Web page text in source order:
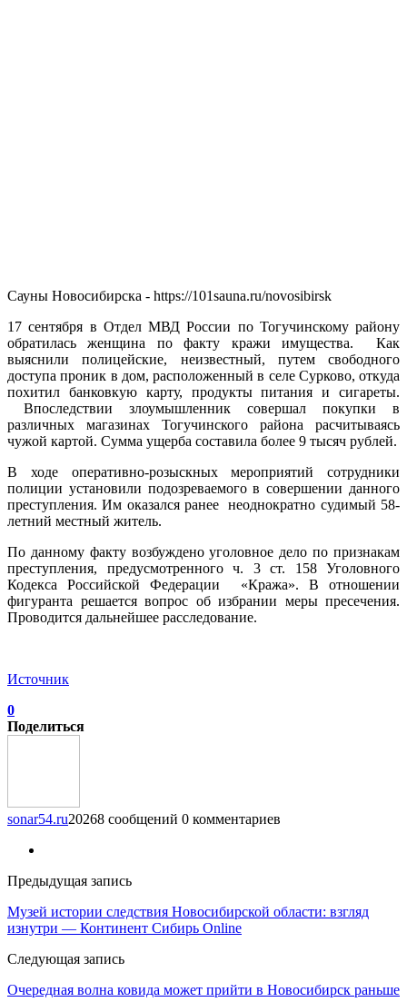
Сауны Новосибирска - https://101sauna.ru/novosibirsk
17 сентября в Отдел МВД России по Тогучинскому району
обратилась женщина по факту кражи имущества. Как
выяснили полицейские, неизвестный, путем свободного
доступа проник в дом, расположенный в селе Сурково, откуда
похитил банковкую карту, продукты питания и сигареты.
Впоследствии злоумышленник совершал покупки в
различных магазинах Тогучинского района расчитываясь
чужой картой. Сумма ущерба составила более 9 тысяч рублей.
В ходе оперативно-розыскных мероприятий сотрудники
полиции установили подозреваемого в совершении данного
преступления. Им оказался ранее неоднократно судимый 58-
летний местный житель.
По данному факту возбуждено уголовное дело по признакам
преступления, предусмотренного ч. 3 ст. 158 Уголовного
Кодекса Российской Федерации «Кража». В отношении
фигуранта решается вопрос об избрании меры пресечения.
Проводится дальнейшее расследование.
Источник
0
Поделиться
sonar54.ru20268 сообщений 0 комментариев
Предыдущая запись
Музей истории следствия Новосибирской области: взгляд
изнутри — Континент Сибирь Online
Следующая запись
Очередная волна ковида может прийти в Новосибирск раньше